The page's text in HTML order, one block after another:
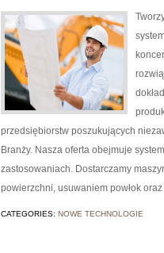
przedsiębiorstw poszukujących
Branży. Nasza oferta obejmuje
zastosowaniach. Dostarczamy
powierzchni, usuwaniem powłok
CATEGORIES: NOWE TECHNOLOGIE